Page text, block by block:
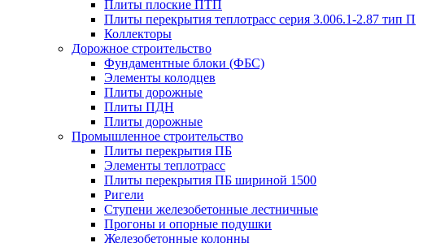
Плиты плоские ПТП
Плиты перекрытия теплотрасс серия 3.006.1-2.87 тип П
Коллекторы
Дорожное строительство
Фундаментные блоки (ФБС)
Элементы колодцев
Плиты дорожные
Плиты ПДН
Плиты дорожные
Промышленное строительство
Плиты перекрытия ПБ
Элементы теплотрасс
Плиты перекрытия ПБ шириной 1500
Ригели
Ступени железобетонные лестничные
Прогоны и опорные подушки
Железобетонные колонны